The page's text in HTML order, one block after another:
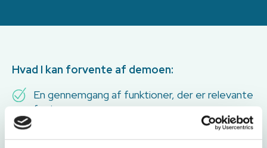
Hvad I kan forvente af demoen:
En gennemgang af funktioner, der er relevante
for jer